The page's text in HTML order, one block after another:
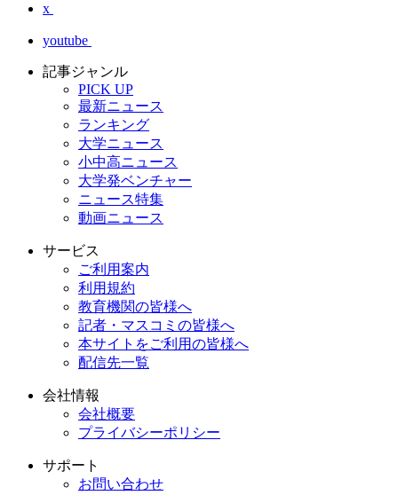
x
youtube
記事ジャンル
PICK UP
最新ニュース
ランキング
大学ニュース
小中高ニュース
大学発ベンチャー
ニュース特集
動画ニュース
サービス
ご利用案内
利用規約
教育機関の皆様へ
記者・マスコミの皆様へ
本サイトをご利用の皆様へ
配信先一覧
会社情報
会社概要
プライバシーポリシー
サポート
お問い合わせ